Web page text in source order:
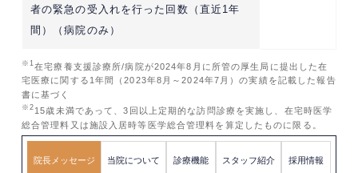
者の緊急の受入れを行った回数（直近1年
間）（病院のみ）
※1 在宅療養支援診療所/病院が2024年8月に所管の厚生局に提出した在
宅医療に関する1年間（2023年8月～2024年7月）の実績を記載した報告
書に基づく
※2 15歳未満であって、3回以上定期的な訪問診療を実施し、在宅時医学
総合管理料又は施設入居時等医学総合管理料を算定したものに限る。
院長メッセージ 当院について 診療機能 スタッフ紹介 採用情報